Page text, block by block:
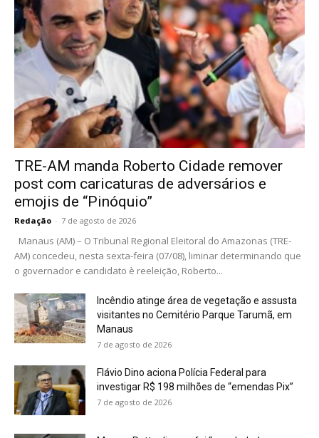
TRE-AM manda Roberto Cidade remover
post com caricaturas de adversários e
emojis de “Pinóquio”
Redação - 7 de agosto de 2026
Manaus (AM) – O Tribunal Regional Eleitoral do Amazonas (TRE-
AM) concedeu, nesta sexta-feira (07/08), liminar determinando que
o governador e candidato è reeleição, Roberto...
Incêndio atinge área de vegetação e assusta
visitantes no Cemitério Parque Tarumã, em
Manaus
7 de agosto de 2026
Flávio Dino aciona Polícia Federal para
investigar R$ 198 milhões de “emendas Pix”
7 de agosto de 2026